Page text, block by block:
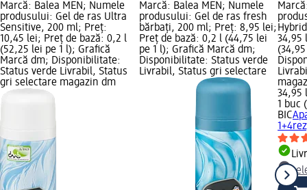
Marcă: Balea MEN; Numele
produsului: Gel de ras Ultra
Sensitive, 200 ml; Preț:
10,45 lei; Preț de bază: 0,2 l
(52,25 lei pe 1 l); Grafică
Marcă dm; Disponibilitate:
Status verde Livrabil, Status
gri selectare magazin dm
Marcă: Balea MEN; Numele
produsului: Gel de ras fresh
bărbați, 200 ml; Preț: 8,95 lei;
Preț de bază: 0,2 l (44,75 lei
pe 1 l); Grafică Marcă dm;
Disponibilitate: Status verde
Livrabil, Status gri selectare
34,95
34,95
1 buc
BIC